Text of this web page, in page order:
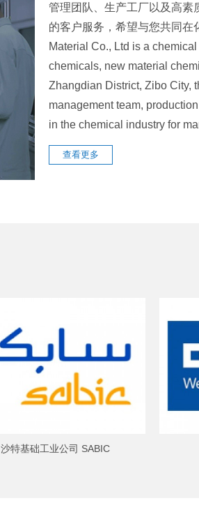
管理团队、生产工厂以及高素
的客户服务，希望与您共同
Material Co., Ltd is a
chemicals, new material
Zhangdian District, Zibo City,
management team,
in the chemical industry for
查看更多
沙特基础工业公司 SABIC